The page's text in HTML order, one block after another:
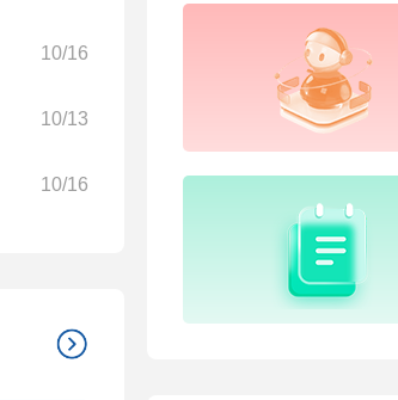
10/16
10/13
10/16